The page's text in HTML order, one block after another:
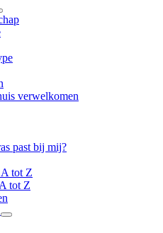
verwelkomen
past bij mij?
tot Z
tot Z